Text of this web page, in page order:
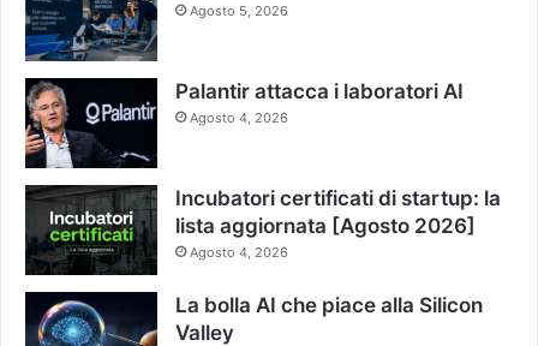
Agosto 5, 2026
Palantir attacca i laboratori AI
Agosto 4, 2026
Incubatori certificati di startup: la
lista aggiornata [Agosto 2026]
Agosto 4, 2026
La bolla AI che piace alla Silicon
Valley